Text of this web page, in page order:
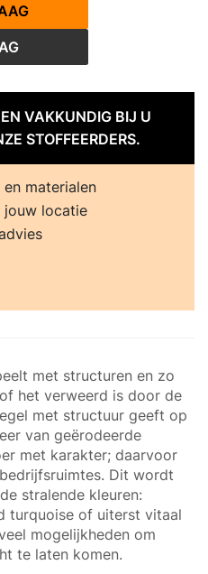
VAKKUNDIG BIJ U
STOFFEERDERS.
en materialen
jouw locatie
met structuren en zo
het verweerd is door de
met structuur geeft op
van geërodeerde
met karakter; daarvoor
Dit wordt
stralende kleuren:
turquoise of uiterst vitaal
mogelijkheden om
te laten komen.